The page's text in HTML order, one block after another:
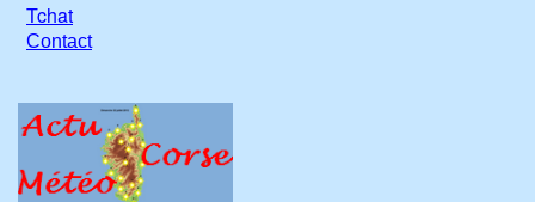
Tchat
Contact